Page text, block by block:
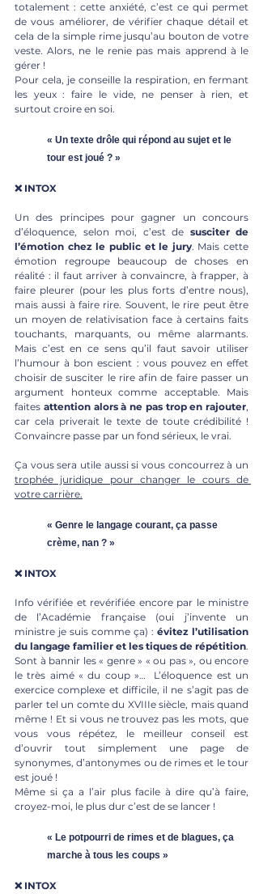
totalement : cette anxiété, c’est ce qui permet
de vous améliorer, de vérifier chaque détail et
cela de la simple rime jusqu’au bouton de votre
veste. Alors, ne le renie pas mais apprend à le
gérer !
Pour cela, je conseille la respiration, en fermant
les yeux : faire le vide, ne penser à rien, et
surtout croire en soi.
« Un texte drôle qui répond au sujet et le
tour est joué ? »
❌ INTOX
Un des principes pour gagner un concours
d’éloquence, selon moi, c’est de susciter de
l’émotion chez le public et le jury. Mais cette
émotion regroupe beaucoup de choses en
réalité : il faut arriver à convaincre, à frapper, à
faire pleurer (pour les plus forts d’entre nous),
mais aussi à faire rire. Souvent, le rire peut être
un moyen de relativisation face à certains faits
touchants, marquants, ou même alarmants.
Mais c’est en ce sens qu’il faut savoir utiliser
l’humour à bon escient : vous pouvez en effet
choisir de susciter le rire afin de faire passer un
argument honteux comme acceptable. Mais
faites attention alors à ne pas trop en rajouter,
car cela priverait le texte de toute crédibilité !
Convaincre passe par un fond sérieux, le vrai.
trophée juridique pour changer le cours de
votre carrière.
« Genre le langage courant, ça passe
crème, nan ? »
❌ INTOX
Info vérifiée et revérifiée encore par le ministre
de l’Académie française (oui j’invente un
ministre je suis comme ça) : évitez l’utilisation
du langage familier et les tiques de répétition.
Sont à bannir les « genre » « ou pas », ou encore
le très aimé « du coup »…  L’éloquence est un
exercice complexe et difficile, il ne s’agit pas de
parler tel un comte du XVIIIe siècle, mais quand
même ! Et si vous ne trouvez pas les mots, que
vous vous répétez, le meilleur conseil est
d’ouvrir tout simplement une page de
synonymes, d’antonymes ou de rimes et le tour
est joué !
Même si ça a l’air plus facile à dire qu’à faire,
croyez-moi, le plus dur c’est de se lancer !
« Le potpourri de rimes et de blagues, ça
marche à tous les coups »
❌ INTOX